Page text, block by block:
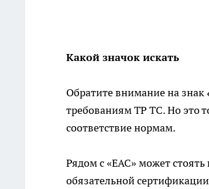
Какой значок искать
Обратите внимание на знак
требованиям ТР ТС. Но это
соответствие нормам.
Рядом с «EAC» может стоять
обязательной